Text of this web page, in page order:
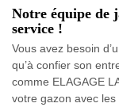
Notre équipe de
service !
Vous avez besoin
qu’à confier son
comme ELAGAGE
votre gazon avec